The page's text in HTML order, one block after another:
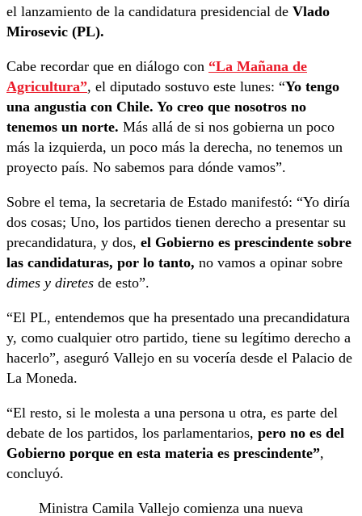
el lanzamiento de la candidatura presidencial de Vlado
Mirosevic (PL).
Cabe recordar que en diálogo con “La Mañana de
Agricultura”, el diputado sostuvo este lunes: “Yo tengo
una angustia con Chile. Yo creo que nosotros no
tenemos un norte. Más allá de si nos gobierna un poco
más la izquierda, un poco más la derecha, no tenemos un
proyecto país. No sabemos para dónde vamos”.
Sobre el tema, la secretaria de Estado manifestó: “Yo diría
dos cosas; Uno, los partidos tienen derecho a presentar su
precandidatura, y dos, el Gobierno es prescindente sobre
las candidaturas, por lo tanto, no vamos a opinar sobre
dimes y diretes de esto”.
“El PL, entendemos que ha presentado una precandidatura
y, como cualquier otro partido, tiene su legítimo derecho a
hacerlo”, aseguró Vallejo en su vocería desde el Palacio de
La Moneda.
“El resto, si le molesta a una persona u otra, es parte del
debate de los partidos, los parlamentarios, pero no es del
Gobierno porque en esta materia es prescindente”,
concluyó.
Ministra Camila Vallejo comienza una nueva